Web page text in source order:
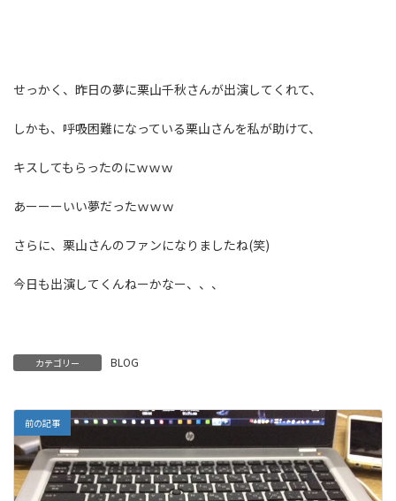
せっかく、昨日の夢に栗山千秋さんが出演してくれて、
しかも、呼吸困難になっている栗山さんを私が助けて、
キスしてもらったのにｗｗｗ
あーーーいい夢だったｗｗｗ
さらに、栗山さんのファンになりましたね(笑)
今日も出演してくんねーかなー、、、
カテゴリー BLOG
前の記事